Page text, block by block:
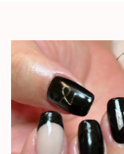
(Enter
す)